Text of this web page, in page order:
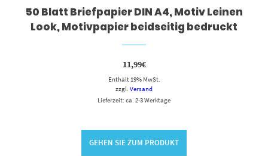
50 Blatt Briefpapier DIN A4, Motiv Leinen
Look, Motivpapier beidseitig bedruckt
11,99€
Enthält 19% MwSt.
zzgl. Versand
Lieferzeit: ca. 2-3 Werktage
GEHEN SIE ZUM PRODUKT